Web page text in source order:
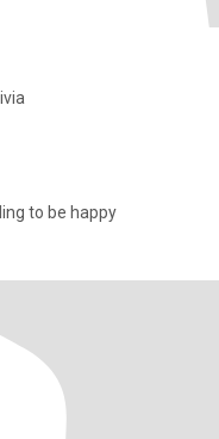
to be happy